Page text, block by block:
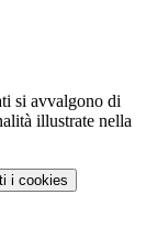
si avvalgono di
illustrate nella
i cookies